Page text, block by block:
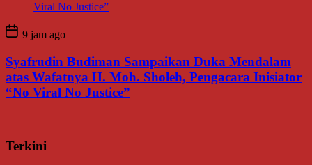
9 jam ago
Syafrudin Budiman Sampaikan Duka Mendalam
atas Wafatnya H. Moh. Sholeh, Pengacara Inisiator
“No Viral No Justice”
Terkini